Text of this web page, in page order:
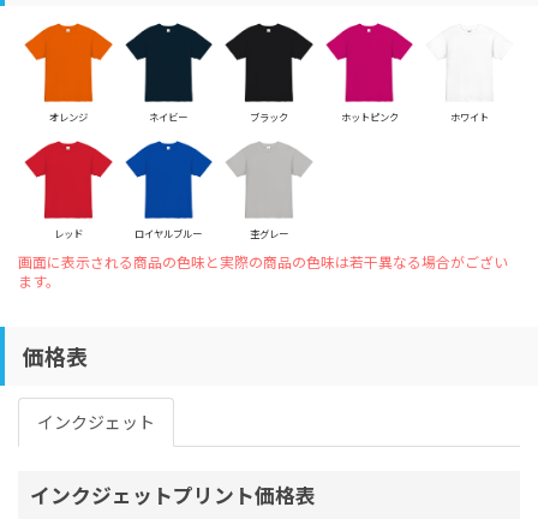
オレンジ ネイビー ブラック ホットピンク ホワイト
レッド ロイヤルブルー 杢グレー
画面に表示される商品の色味と実際の商品の色味は若干異なる場合がござい
ます。
価格表
インクジェット
インクジェットプリント価格表